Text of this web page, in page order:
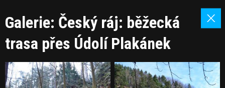
Galerie: Český ráj: běžecká
trasa přes Údolí Plakánek